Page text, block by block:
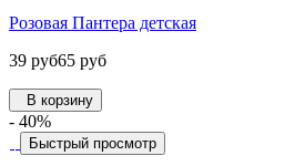
Розовая Пантера детская
39 руб65 руб
В корзину
- 40%
Быстрый просмотр